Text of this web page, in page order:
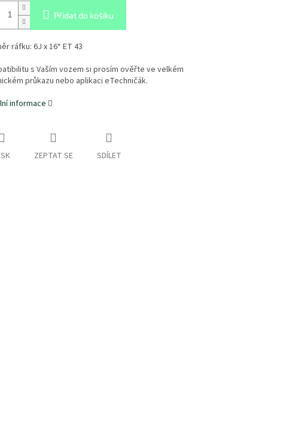
Přidat do košíku
ráfku: 6J x 16“ ET 43
s Vaším vozem si prosím ověřte ve velkém
průkazu nebo aplikaci eTechničák.
informace
ZEPTAT SE SDÍLET